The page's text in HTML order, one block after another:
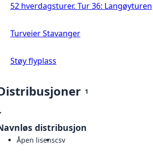
52 hverdagsturer. Tur 36: Langøyturen
Turveier Stavanger
Støy flyplass
1
distribusjon
Åpen lisenscsv